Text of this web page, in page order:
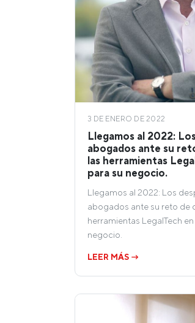
3 DE ENERO DE 2022
Llegamos al 2022:
abogados ante su
las herramientas
para su negocio.
Llegamos al 2022: Los
abogados ante su reto de
herramientas LegalTech
negocio.
LEER MÁS →